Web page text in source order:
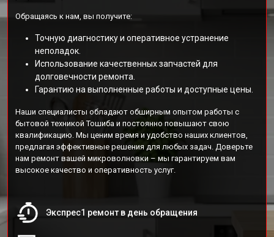
Обращаясь к нам, вы получите:
Точную диагностику и оперативное устранение
неполадок.
Использование качественных запчастей для
долговечности ремонта.
Гарантию на выполненные работы и доступные цены.
Наши специалисты обладают обширным опытом работы с
бытовой техникой Тошиба и постоянно повышают свою
квалификацию. Мы ценим время и удобство наших клиентов,
предлагая эффективные решения для любых задач. Доверьте
нам ремонт вашей микроволновки – мы гарантируем вам
высокое качество и оперативность услуг.
Экспрес1 ремонт в день обращения